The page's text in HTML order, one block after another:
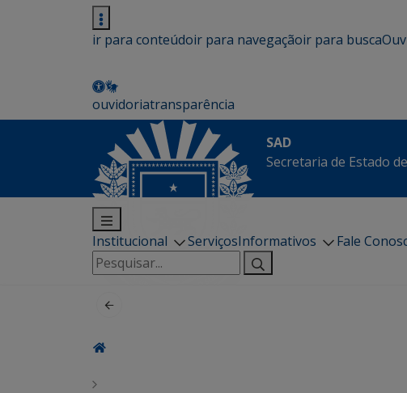
ir para conteúdoir para navegaçãoir para busca
ouvidoriatransparência
SAD
Secretaria de Estado
Institucional ServiçosInformativos Fale
Pesquisar
por: